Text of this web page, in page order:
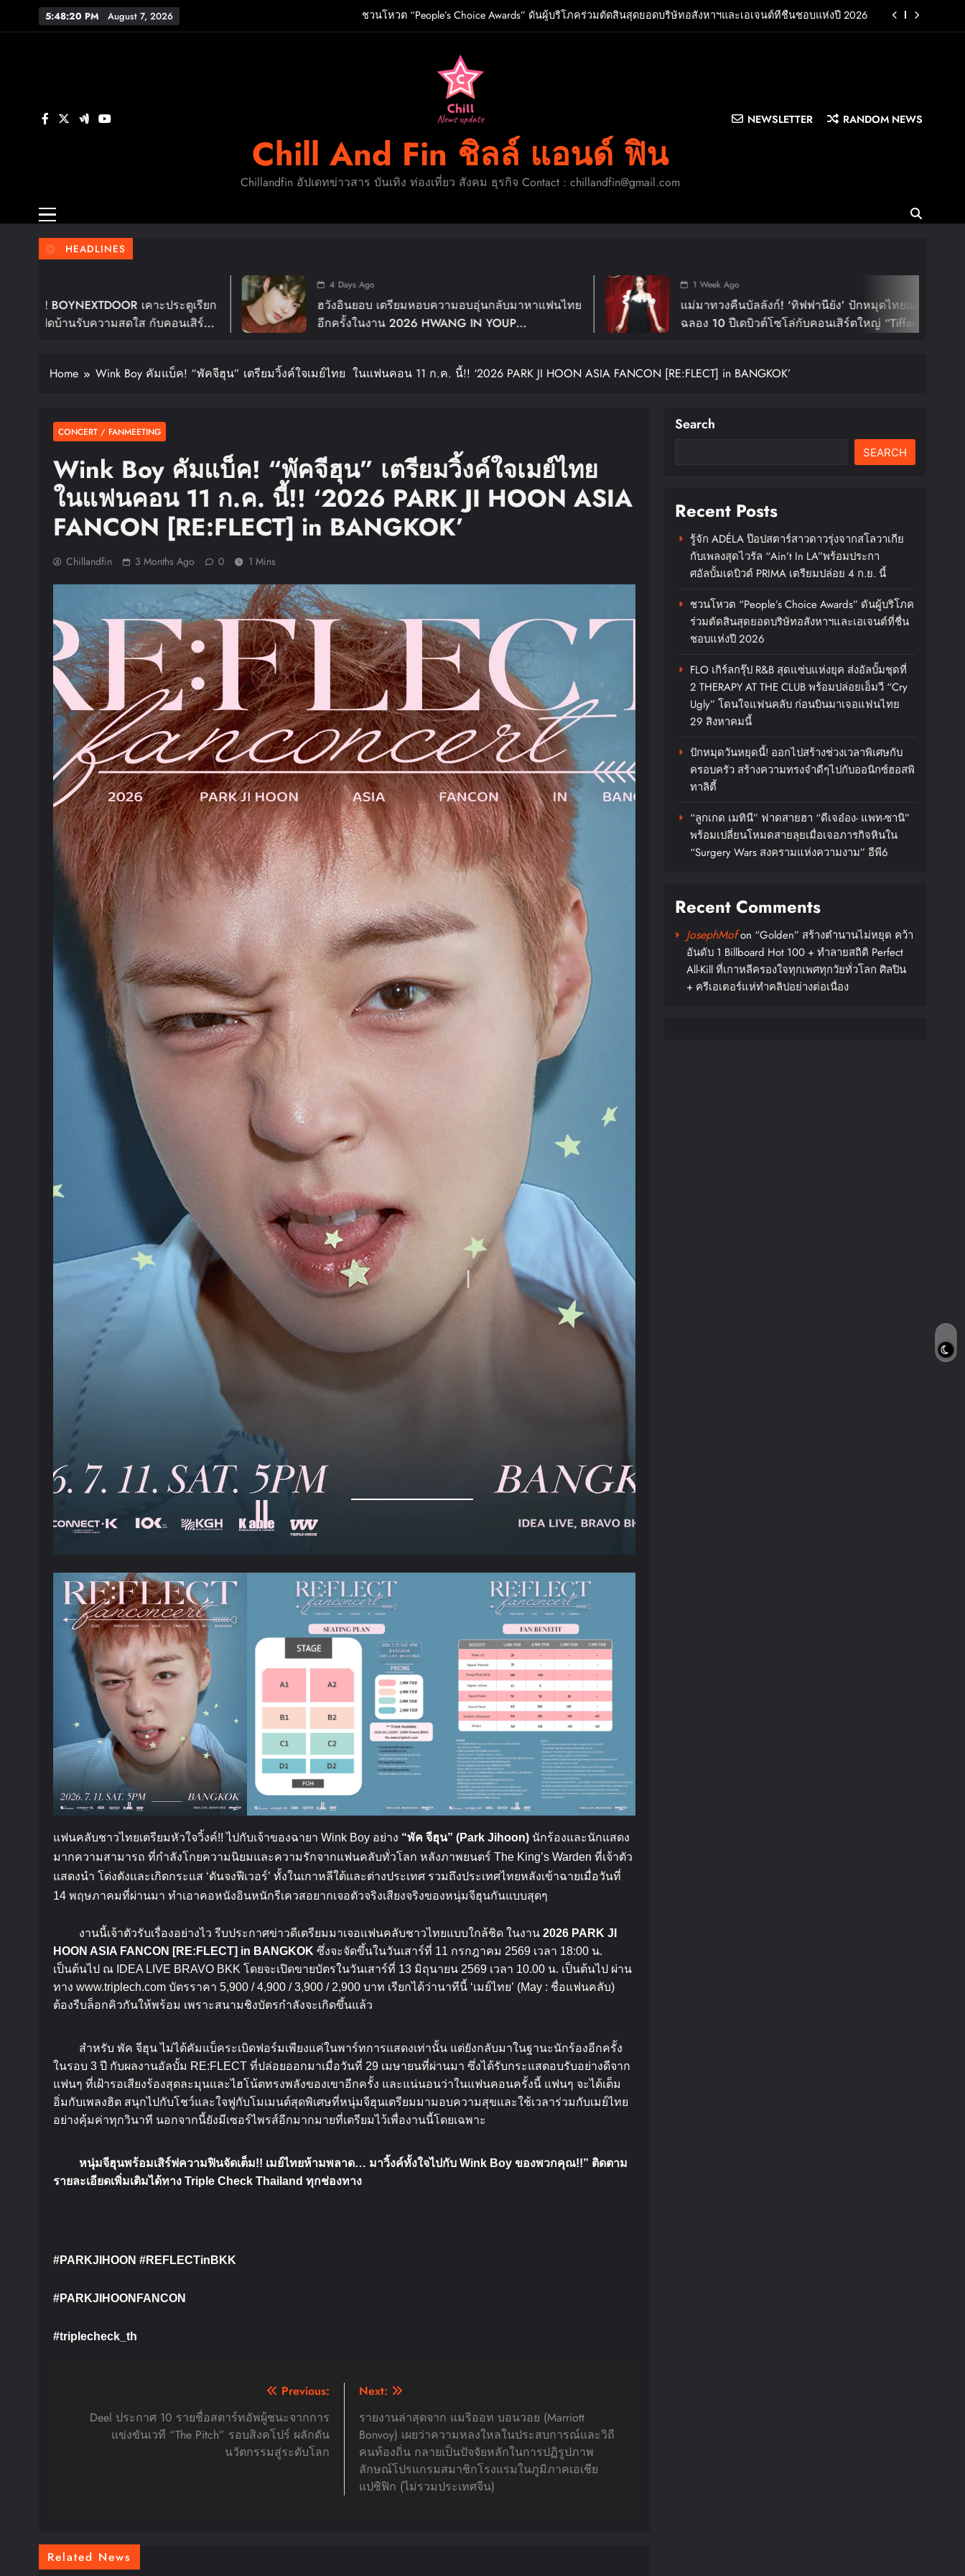
5:48:21 PM August 7, 2026
ชวนโหวต “People’s Choice Awards” ดันผู้บริโภคร่วมตัดสินสุดยอดบริษัทอสังหาฯและเอเจนต์ที่ชื่นชอบแห่งปี 2026
ปักหมุดวันหยุดนี้! ออกไปสร้างช่วงเวลาพิเศษกับครอบครัว สร้างความทรงจำดีๆไปกับออนิกซ์ฮอสพิทาลิตี้
รู้จัก ADÉLA ป๊อปสตาร์สาวดาวรุ่งจากสโลวาเกีย กับเพลงสุดไวรัล “Ain’t In LA”พร้อมประกาศอัลบั้มเดบิวต์ PRIMA เตรียมปล่อย
4 ก.ย. นี้
ชวนโหวต “People’s Choice Awards” ดันผู้บริโภคร่วมตัดสินสุดยอดบริษัทอสังหาฯและเอเจนต์ที่ชื่นชอบแห่งปี 2026
FLO เกิร์ลกรุ๊ป R&B สุดแซ่บแห่งยุค ส่งอัลบั้มชุดที่ 2 THERAPY AT THE CLUB พร้อมปล่อยเอ็มวี “Cry Ugly” โดนใจแฟนคลับ ก่อน
Chill And Fin ชิลล์ แอนด์ ฟิน
Chillandfin อัปเดทข่าวสาร บันเทิง ท่องเที่ยว สังคม ธุรกิจ Contact : chillandfin@gmail.com
NEWSLETTER RANDOM NEWS
HEADLINES
เคาะประตูเรียก
ใส กับคอนเสิร์ต
4 Days Ago
ฮวังอินยอบ เตรียมหอบความอบอุ่นกลับมาหาแฟนไทย
อีกครั้งในงาน 2026 HWANG IN YOUP
แม่มาทวงคืนบัลลังก์! ‘ทิฟฟานียัง’ ปักหมุดไทยแลนด์
ฉลอง 10 ปีเดบิวต์โซโล่กับคอนเสิร์ตใหญ่ “Tiffany
Home Wink Boy คัมแบ็ค! “พัคจีฮุน” เตรียมวิ้งค์ใจเมย์ไทย ในแฟนคอน 11 ก.ค. นี้!! ‘2026 PARK JI HOON ASIA FANCON [RE:FLECT] in BANGKOK’
CONCERT / FANMEETING
Wink Boy คัมแบ็ค! “พัคจีฮุน” เตรียมวิ้งค์ใจเมย์ไทย
ในแฟนคอน 11 ก.ค. นี้!! ‘2026 PARK JI HOON ASIA
FANCON [RE:FLECT] in BANGKOK’
Chillandfin 3 Months Ago 0 1 Mins
แฟนคลับชาวไทยเตรียมหัวใจวิ้งค์!!ไปกับเจ้าของฉายา Wink Boy อย่าง “พัค จีฮุน” (Park Jihoon) นักร้องและนักแสดง
มากความสามารถ ที่กำลังโกยความนิยมและความรักจากแฟนคลับทั่วโลก หลังภาพยนตร์ The King’s Warden ที่เจ้าตัว
แสดงนำ โด่งดังและเกิดกระแส ‘ดันจงฟีเวอร์’ ทั้งในเกาหลีใต้และต่างประเทศ รวมถึงประเทศไทยหลังเข้าฉายเมื่อวันที่
14 พฤษภาคมที่ผ่านมา ทำเอาคอหนังอินหนักรีเควสอยากเจอตัวจริงเสียงจริงของหนุ่มจีฮุนกันแบบสุดๆ
งานนี้เจ้าตัวรับเรื่องอย่างไว รีบประกาศข่าวดีเตรียมมาเจอแฟนคลับชาวไทยแบบใกล้ชิด ในงาน 2026 PARK JI
HOON ASIA FANCON [RE:FLECT] in BANGKOK ซึ่งจะจัดขึ้นในวันเสาร์ที่ 11 กรกฎาคม 2569 เวลา 18:00 น.
เป็นต้นไป ณ IDEA LIVE BRAVO BKK โดยจะเปิดขายบัตรในวันเสาร์ที่ 13 มิถุนายน 2569 เวลา 10.00 น. เป็นต้นไป ผ่าน
ทาง www.triplech.com บัตรราคา 5,900 / 4,900 / 3,900 / 2,900 บาท เรียกได้ว่านาทีนี้ ‘เมย์ไทย’ (May : ชื่อแฟนคลับ)
ต้องรีบล็อกคิวกันให้พร้อม เพราะสนามชิงบัตรกำลังจะเกิดขึ้นแล้ว
สำหรับ พัค จีฮุน ไม่ได้คัมแบ็คระเบิดฟอร์มเพียงแค่ในพาร์ทการแสดงเท่านั้น แต่ยังกลับมาในฐานะนักร้องอีกครั้ง
ในรอบ 3 ปี กับผลงานอัลบั้ม RE:FLECT ที่ปล่อยออกมาเมื่อวันที่ 29 เมษายนที่ผ่านมา ซึ่งได้รับกระแสตอบรับอย่างดีจาก
แฟนๆ ที่เฝ้ารอเสียงร้องสุดละมุนและไฮโน้ตทรงพลังของเขาอีกครั้ง และแน่นอนว่าในแฟนคอนครั้งนี้ แฟนๆ จะได้เต็ม
อิ่มกับเพลงฮิต สนุกไปกับโชว์และใจฟูกับโมเมนต์สุดพิเศษที่หนุ่มจีฮุนเตรียมมามอบความสุขและใช้เวลาร่วมกับเมย์ไทย
อย่างคุ้มค่าทุกวินาที นอกจากนี้ยังมีเซอร์ไพรส์อีกมากมายที่เตรียมไว้เพื่องานนี้โดยเฉพาะ
หนุ่มจีฮุนพร้อมเสิร์ฟความฟินจัดเต็ม!! เมย์ไทยห้ามพลาด… มาวิ้งค์ทั้งใจไปกับ Wink Boy ของพวกคุณ!!” ติดตาม
รายละเอียดเพิ่มเติมได้ทาง Triple Check Thailand ทุกช่องทาง
#PARKJIHOON #REFLECTinBKK
#PARKJIHOONFANCON
#triplecheck_th
navigation
Previous:
Deel ประกาศ 10 รายชื่อสตาร์ทอัพผู้ชนะจากการ
แข่งขันเวที “The Pitch” รอบสิงคโปร์ ผลักดัน
นวัตกรรมสู่ระดับโลก
Next:
รายงานล่าสุดจาก แมริออท บอนวอย (Marriott
Bonvoy) เผยว่าความหลงใหลในประสบการณ์และวิถี
คนท้องถิ่น กลายเป็นปัจจัยหลักในการปฏิรูปภาพ
ลักษณ์โปรแกรมสมาชิกโรงแรมในภูมิภาคเอเชีย
แปซิฟิก (ไม่รวมประเทศจีน)
Related News
Search
SEARCH
Recent Posts
รู้จัก ADÉLA ป๊อปสตาร์สาวดาวรุ่งจากสโลวาเกีย
กับเพลงสุดไวรัล “Ain’t In LA”พร้อมประกา
ศอัลบั้มเดบิวต์ PRIMA เตรียมปล่อย 4 ก.ย. นี้
ชวนโหวต “People’s Choice Awards” ดันผู้บริโภค
ร่วมตัดสินสุดยอดบริษัทอสังหาฯและเอเจนต์ที่ชื่น
ชอบแห่งปี 2026
FLO เกิร์ลกรุ๊ป R&B สุดแซ่บแห่งยุค ส่งอัลบั้มชุดที่
2 THERAPY AT THE CLUB พร้อมปล่อยเอ็มวี “Cry
Ugly” โดนใจแฟนคลับ ก่อนบินมาเจอแฟนไทย
29 สิงหาคมนี้
ปักหมุดวันหยุดนี้! ออกไปสร้างช่วงเวลาพิเศษกับ
ครอบครัว สร้างความทรงจำดีๆไปกับออนิกซ์ฮอสพิ
ทาลิตี้
“ลูกเกด เมทินี” ฟาดสายฮา “ดีเจอ๋อง- แพท-ซานิ”
พร้อมเปลี่ยนโหมดสายลุยเมื่อเจอภารกิจหินใน
“Surgery Wars สงครามแห่งความงาม” อีพี6
Recent Comments
JosephMofon “Golden” สร้างตำนานไม่หยุด คว้า
อันดับ 1 Billboard Hot 100 + ทำลายสถิติ Perfect
All-Kill ที่เกาหลีครองใจทุกเพศทุกวัยทั่วโลก ศิลปิน
+ ครีเอเตอร์แห่ทำคลิปอย่างต่อเนื่อง